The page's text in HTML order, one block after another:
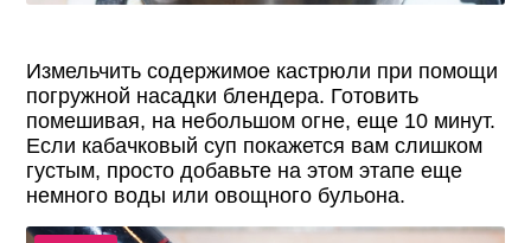
Измельчить содержимое кастрюли при помощи
погружной насадки блендера. Готовить
помешивая, на небольшом огне, еще 10 минут.
Если кабачковый суп покажется вам слишком
густым, просто добавьте на этом этапе еще
немного воды или овощного бульона.